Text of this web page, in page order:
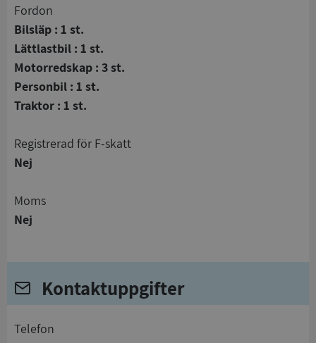
Fordon
Bilsläp : 1 st.
Lättlastbil : 1 st.
Motorredskap : 3 st.
Personbil : 1 st.
Traktor : 1 st.
registrerad för F-skatt
Nej
Moms
Nej
Kontaktuppgifter
telefon